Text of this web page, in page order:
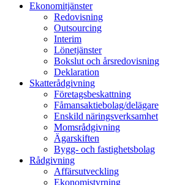
Ekonomitjänster
Redovisning
Outsourcing
Interim
Lönetjänster
Bokslut och årsredovisning
Deklaration
Skatterådgivning
Företagsbeskattning
Fåmansaktiebolag/delägare
Enskild näringsverksamhet
Momsrådgivning
Ägarskiften
Bygg- och fastighetsbolag
Rådgivning
Affärsutveckling
Ekonomistyrning